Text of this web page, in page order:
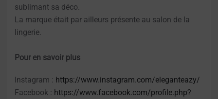
sublimant sa déco.
La marque était par ailleurs présente au salon de la
lingerie.
Pour en savoir plus
Instagram : https://www.instagram.com/eleganteazy/
Facebook : https://www.facebook.com/profile.php?